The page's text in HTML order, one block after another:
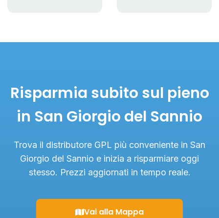
Risparmia subito sul pieno
in San Giorgio del Sannio
Trova il distributore GPL più conveniente in San
Giorgio del Sannio e inizia a risparmiare oggi
stesso. Prezzi aggiornati in tempo reale.
Vai alla Mappa